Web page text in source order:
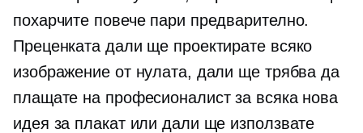
похарчите повече пари предварително.
Преценката дали ще проектирате всяко
изображение от нулата, дали ще трябва да
плащате на професионалист за всяка нова
идея за плакат или дали ще използвате